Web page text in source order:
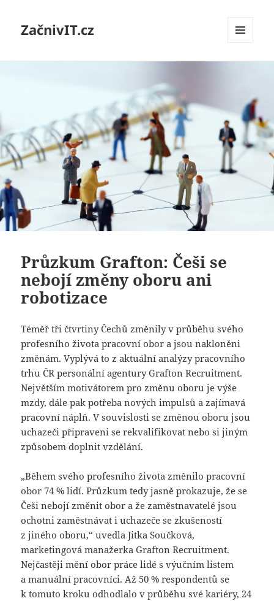
ZačnivIT.cz
Průzkum Grafton: Češi se
nebojí změny oboru ani
robotizace
Téměř tři čtvrtiny Čechů změnily v průběhu svého
profesního života pracovní obor a jsou nakloněni
změnám. Vyplývá to z aktuální analýzy pracovního
trhu ČR personální agentury Grafton Recruitment.
Největším motivátorem pro změnu oboru je výše
mzdy, dále pak potřeba nových impulsů a zajímavá
pracovní náplň. V souvislosti se změnou oboru jsou
uchazeči připraveni se rekvalifikovat nebo si jiným
způsobem doplnit vzdělání.
„Během svého profesního života změnilo pracovní
obor 74 % lidí. Průzkum tedy jasně prokazuje, že se
Češi nebojí změnit obor a že zaměstnavatelé jsou
ochotni zaměstnávat i uchazeče se zkušeností
z jiného oboru,“ uvedla Jitka Součková,
marketingová manažerka Grafton Recruitment.
Nejčastěji mění obor práce lidé s výučním listem
a manuální pracovníci. Až 50 % respondentů se
k tomuto kroku odhodlalo v průběhu své kariéry, 24